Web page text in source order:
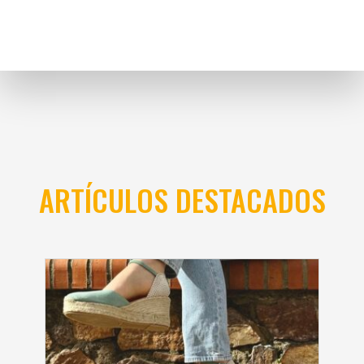
ARTÍCULOS DESTACADOS